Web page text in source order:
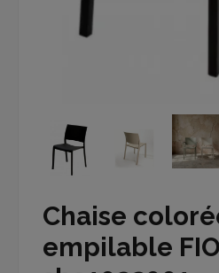
Chaise
empilable